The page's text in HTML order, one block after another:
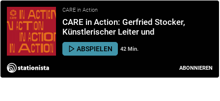
CARE in Action
CARE in Action: Gerfried Stocker,
Künstlerischer Leiter und
Geschäftsführer des Ars Electronica
Center Linz
ABSPIELEN 42 Min.
ABONNIEREN